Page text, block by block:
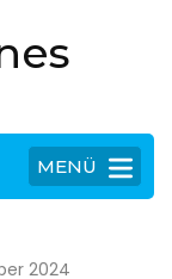
MENÜ
2024